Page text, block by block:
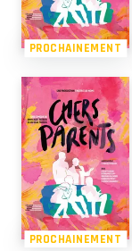
PROCHAINEMENT
PROCHAINEMENT